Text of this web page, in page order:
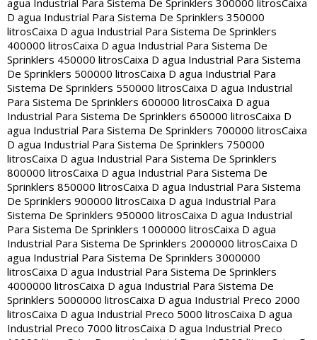
agua Industrial Para Sistema De Sprinklers 300000 litrosCaixa
D agua Industrial Para Sistema De Sprinklers 350000
litrosCaixa D agua Industrial Para Sistema De Sprinklers
400000 litrosCaixa D agua Industrial Para Sistema De
Sprinklers 450000 litrosCaixa D agua Industrial Para Sistema
De Sprinklers 500000 litrosCaixa D agua Industrial Para
Sistema De Sprinklers 550000 litrosCaixa D agua Industrial
Para Sistema De Sprinklers 600000 litrosCaixa D agua
Industrial Para Sistema De Sprinklers 650000 litrosCaixa D
agua Industrial Para Sistema De Sprinklers 700000 litrosCaixa
D agua Industrial Para Sistema De Sprinklers 750000
litrosCaixa D agua Industrial Para Sistema De Sprinklers
800000 litrosCaixa D agua Industrial Para Sistema De
Sprinklers 850000 litrosCaixa D agua Industrial Para Sistema
De Sprinklers 900000 litrosCaixa D agua Industrial Para
Sistema De Sprinklers 950000 litrosCaixa D agua Industrial
Para Sistema De Sprinklers 1000000 litrosCaixa D agua
Industrial Para Sistema De Sprinklers 2000000 litrosCaixa D
agua Industrial Para Sistema De Sprinklers 3000000
litrosCaixa D agua Industrial Para Sistema De Sprinklers
4000000 litrosCaixa D agua Industrial Para Sistema De
Sprinklers 5000000 litrosCaixa D agua Industrial Preco 2000
litrosCaixa D agua Industrial Preco 5000 litrosCaixa D agua
Industrial Preco 7000 litrosCaixa D agua Industrial Preco